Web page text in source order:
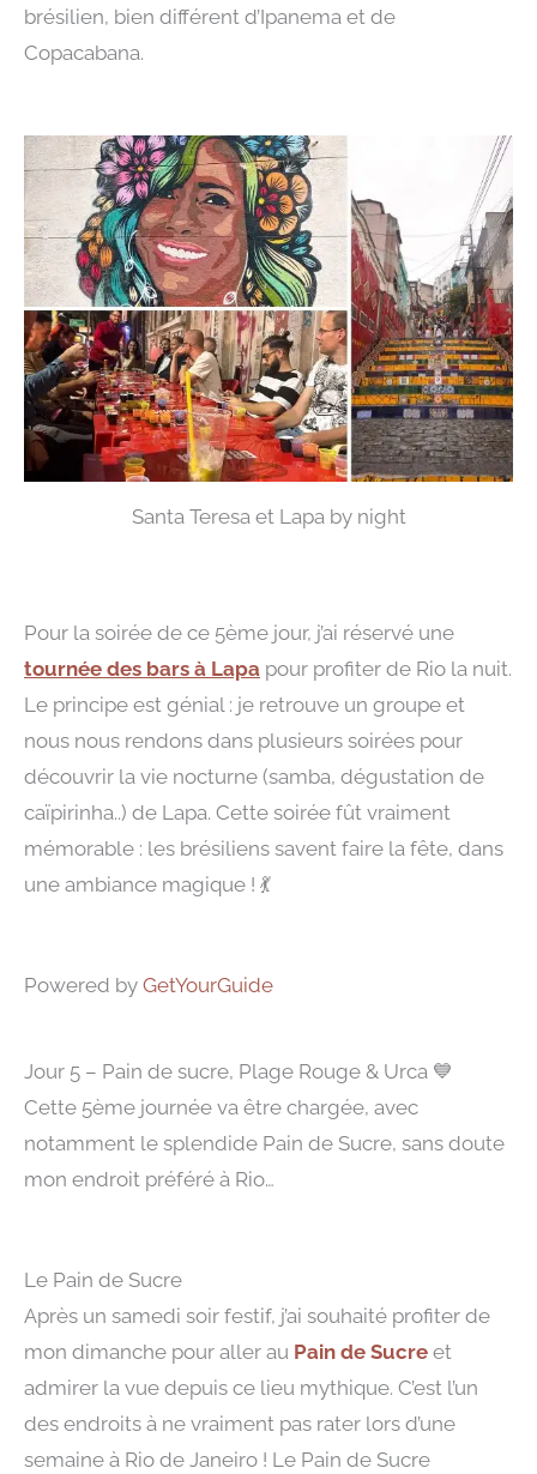
brésilien, bien différent d’Ipanema et de
Copacabana.
Santa Teresa et Lapa by night
Pour la soirée de ce 5ème jour, j’ai réservé une
tournée des bars à Lapa pour profiter de Rio la nuit.
Le principe est génial : je retrouve un groupe et
nous nous rendons dans plusieurs soirées pour
découvrir la vie nocturne (samba, dégustation de
caïpirinha..) de Lapa. Cette soirée fût vraiment
mémorable : les brésiliens savent faire la fête, dans
une ambiance magique ! 💃
Powered by GetYourGuide
Jour 5 – Pain de sucre, Plage Rouge & Urca 💙
Cette 5ème journée va être chargée, avec
notamment le splendide Pain de Sucre, sans doute
mon endroit préféré à Rio…
Le Pain de Sucre
Après un samedi soir festif, j’ai souhaité profiter de
mon dimanche pour aller au Pain de Sucre et
admirer la vue depuis ce lieu mythique. C’est l’un
des endroits à ne vraiment pas rater lors d’une
semaine à Rio de Janeiro ! Le Pain de Sucre